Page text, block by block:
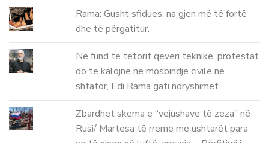
Rama: Gusht sfidues, na gjen më të fortë
dhe të përgatitur.
Në fund të tetorit qeveri teknike, protestat
do të kalojnë në mosbindje civile në
shtator, Edi Rama gati ndryshimet…
Zbardhet skema e “vejushave të zeza” në
Rusi/ Martesa të rreme me ushtarët para